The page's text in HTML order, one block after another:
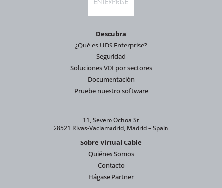
Descubra
¿Qué es UDS Enterprise?
Seguridad
Soluciones VDI por sectores
Documentación
Pruebe nuestro software
11, Severo Ochoa St
28521 Rivas-Vaciamadrid, Madrid – Spain
Sobre Virtual Cable
Quiénes Somos
Contacto
Hágase Partner